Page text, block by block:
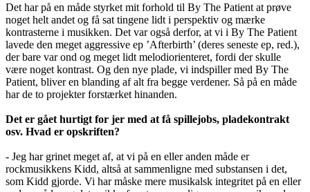
Det har på en måde styrket mit forhold til By The Patient at prøve
noget helt andet og få sat tingene lidt i perspektiv og mærke
kontrasterne i musikken. Det var også derfor, at vi i By The Patient
lavede den meget aggressive ep ’Afterbirth’ (deres seneste ep, red.),
der bare var ond og meget lidt melodiorienteret, fordi der skulle
være noget kontrast. Og den nye plade, vi indspiller med By The
Patient, bliver en blanding af alt fra begge verdener. Så på en måde
har de to projekter forstærket hinanden.
Det er gået hurtigt for jer med at få spillejobs, pladekontrakt
osv. Hvad er opskriften?
- Jeg har grinet meget af, at vi på en eller anden måde er
rockmusikkens Kidd, altså at sammenligne med substansen i det,
som Kidd gjorde. Vi har måske mere musikalsk integritet på en eller